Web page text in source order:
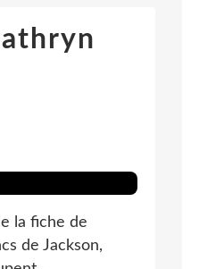
la fiche de
de Jackson,